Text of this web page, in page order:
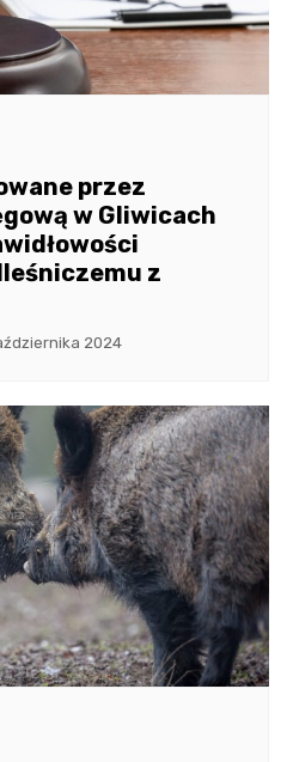
przez
w Gliwicach
z
2024